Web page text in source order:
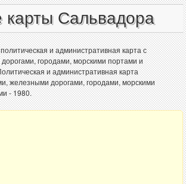
карты Сальвадора
и административная карта с
городами, морскими портами и
и административная карта
железными дорогами, городами, морскими
- 1980.